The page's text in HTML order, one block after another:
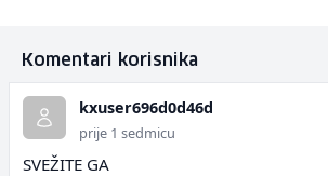
Komentari korisnika
kxuser696d0d46d
prije 1 sedmicu
SVEŽITE GA